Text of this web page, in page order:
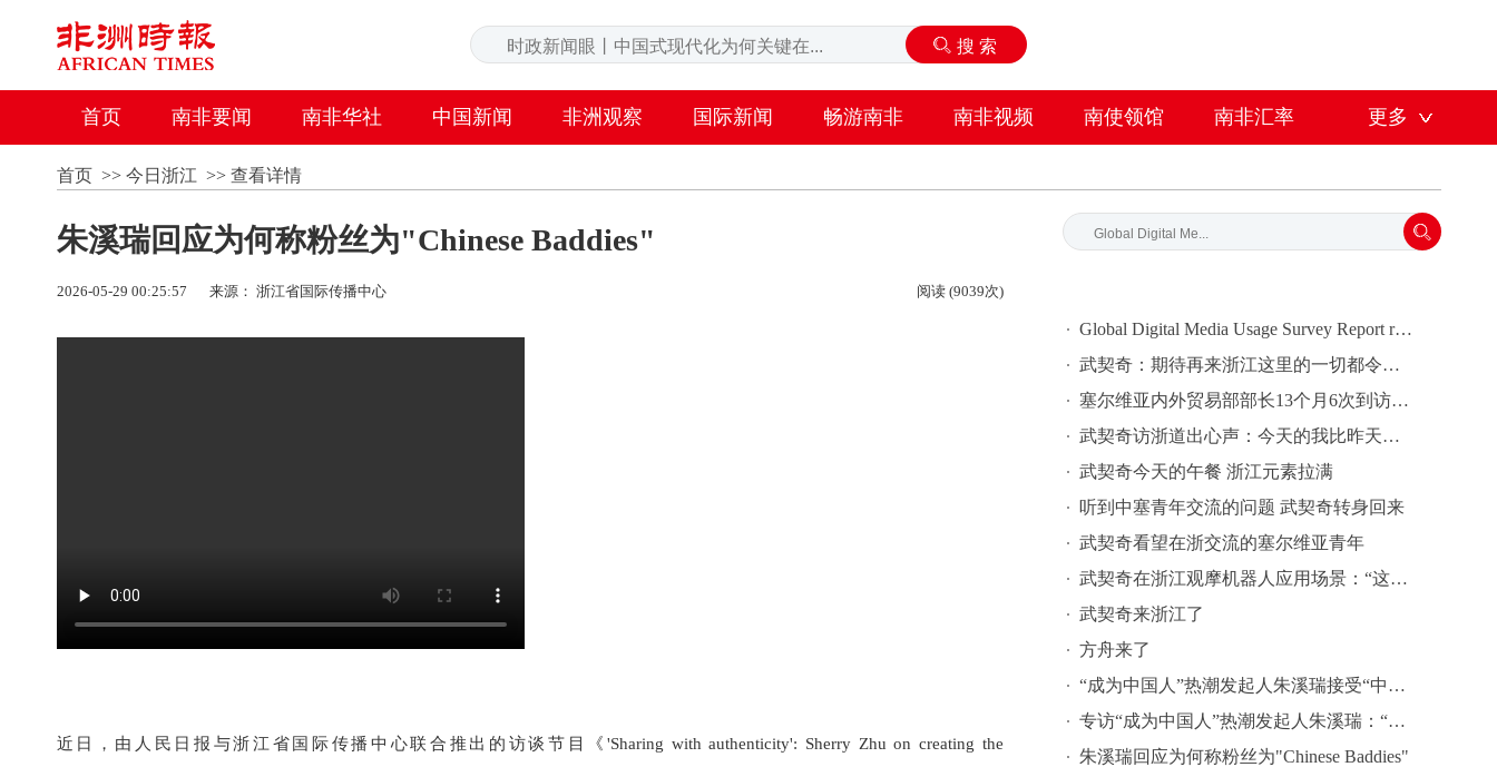
首页 南非要闻 南非华社 中国新闻 非洲观察 国际新闻 畅游南非 南非视频 南使领馆 南非汇率 更多
首页>> 今日浙江 >> 查看详情
朱溪瑞回应为何称粉丝为"Chinese Baddies"
2026-05-29 00:25:57 来源： 浙江省国际传播中心 阅读 (9039次)
近日，由人民日报与浙江省国际传播中心联合推出的访谈节目《'Sharing with authenticity': Sherry Zhu on creating the
Global Digital Media Usage Survey Report released in South Africa
武契奇：期待再来浙江这里的一切都令我赞叹不已
塞尔维亚内外贸易部部长13个月6次到访中国 曾感叹“唯有天空才是塞中合作的极限"
武契奇访浙道出心声：今天的我比昨天更快乐了
武契奇今天的午餐 浙江元素拉满
听到中塞青年交流的问题 武契奇转身回来
武契奇看望在浙交流的塞尔维亚青年
武契奇在浙江观摩机器人应用场景：“这里就像22世纪”
武契奇来浙江了
方舟来了
“成为中国人”热潮发起人朱溪瑞接受“中式生活短视频挑战”
专访“成为中国人”热潮发起人朱溪瑞：“成为中国人”只是一个开始
朱溪瑞回应为何称粉丝为"Chinese Baddies"